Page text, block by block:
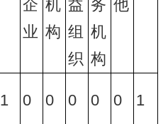
企
业
机
构
益
组
织
务
机
构
他
1 0 0 0 0 0 1